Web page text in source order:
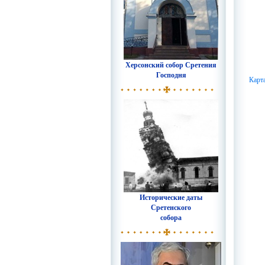
Херсонский собор Сретения
Господня
Исторические даты
Сретенского
собора